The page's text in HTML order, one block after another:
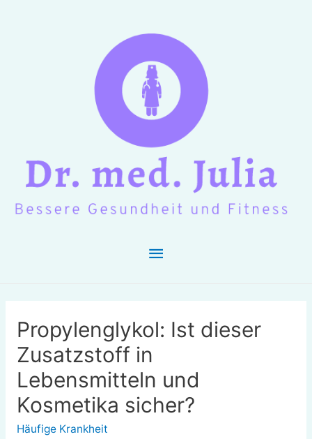
Hauptmenü
Propylenglykol: Ist dieser
Zusatzstoff in
Lebensmitteln und
Kosmetika sicher?
Häufige Krankheit